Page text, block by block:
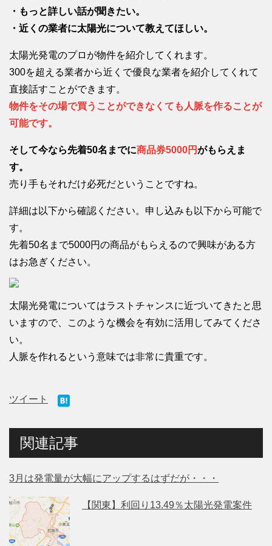
・もっと詳しい話が聞きたい。
・近くの業者に太陽光について教えてほしい。
太陽光発電のプロが物件を紹介してくれます。
300を超える業者から近くで優良な業者を紹介してくれて
直接話すことができます。
物件をその場で買うことができなくても人脈を作ることが
可能です。
そして今なら先着50名までに商品券5000円がもらえま
す。
売り手もそれだけ必死だということですね。
詳細は以下から確認ください。申し込みも以下から可能で
す。
先着50名まで5000円の商品がもらえるので興味がある方
はお急ぎください。
太陽光発電についてはラストチャンスに近づいてきたと思
いますので、このような機会を有効に活用してみてくださ
い。
人脈を作れるという意味では非常に貴重です。
ツイート
関連記事
3月は発電量が大幅にアップするはずだが・・・
【関東】利回り13.49％太陽光発電案件